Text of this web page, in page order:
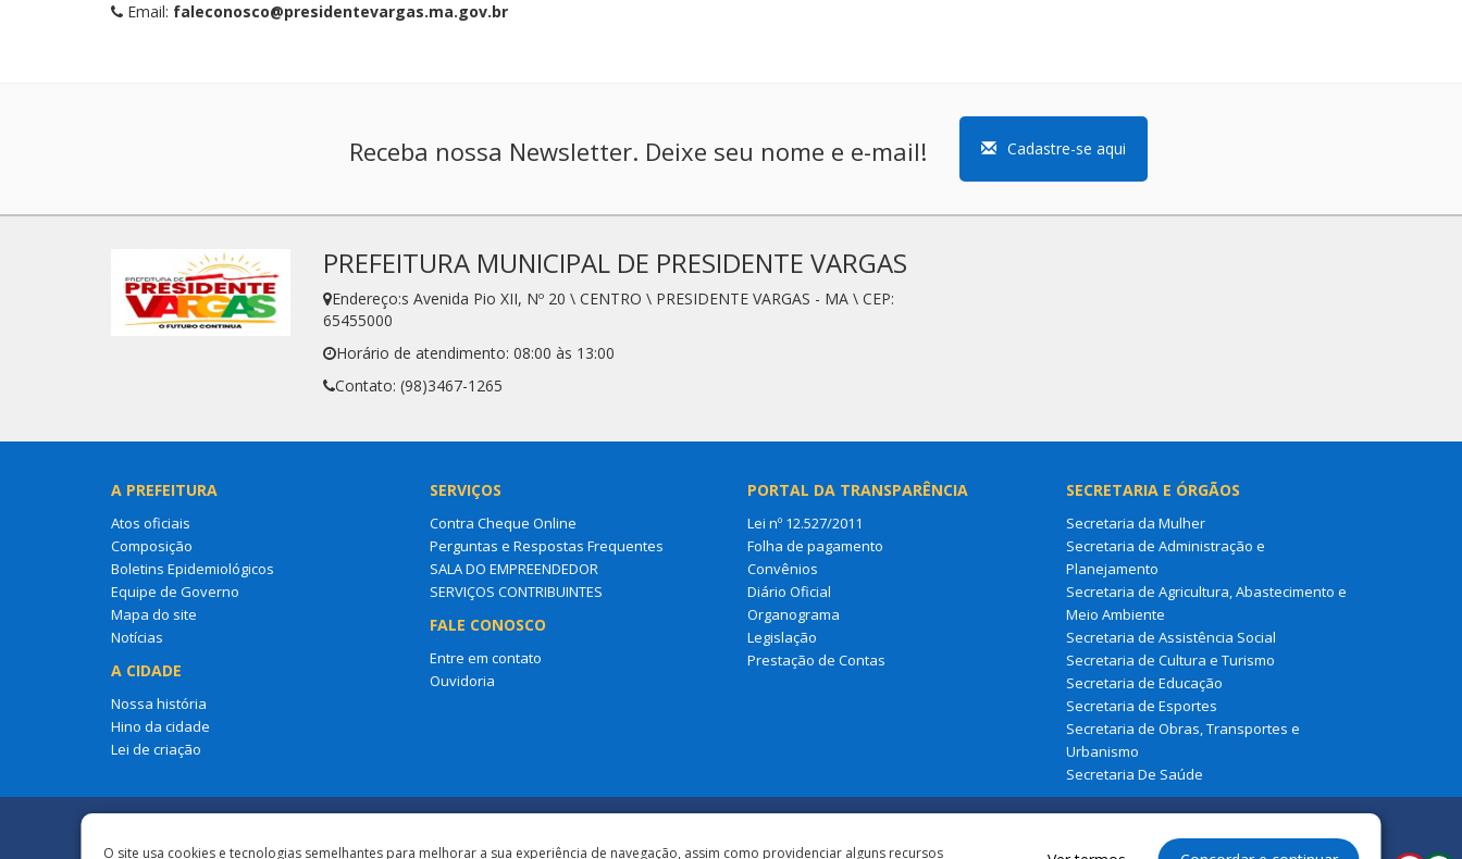
Email: faleconosco@presidentevargas.ma.gov.br
Receba nossa Newsletter. Deixe seu nome e e-mail! Cadastre-se aqui
PREFEITURA MUNICIPAL DE PRESIDENTE VARGAS
Endereço:s Avenida Pio XII, Nº 20 \ CENTRO \ PRESIDENTE VARGAS - MA \ CEP:
65455000
Horário de atendimento: 08:00 às 13:00
Contato: (98)3467-1265
A PREFEITURA
Atos oficiais
Composição
Boletins Epidemiológicos
Equipe de Governo
Mapa do site
Notícias
A CIDADE
Nossa história
Hino da cidade
Lei de criação
SERVIÇOS
Contra Cheque Online
Perguntas e Respostas Frequentes
SALA DO EMPREENDEDOR
SERVIÇOS CONTRIBUINTES
FALE CONOSCO
Entre em contato
Ouvidoria
PORTAL DA TRANSPARÊNCIA
Lei nº 12.527/2011
Folha de pagamento
Convênios
Diário Oficial
Organograma
Legislação
Prestação de Contas
SECRETARIA E ÓRGÃOS
Secretaria da Mulher
Secretaria de Administração e
Planejamento
Secretaria de Agricultura, Abastecimento e
Meio Ambiente
Secretaria de Assistência Social
Secretaria de Cultura e Turismo
Secretaria de Educação
Secretaria de Esportes
Secretaria de Obras, Transportes e
Urbanismo
Secretaria De Saúde
O site usa cookies e tecnologias semelhantes para melhorar a sua experiência de navegação, assim como providenciar alguns recursos